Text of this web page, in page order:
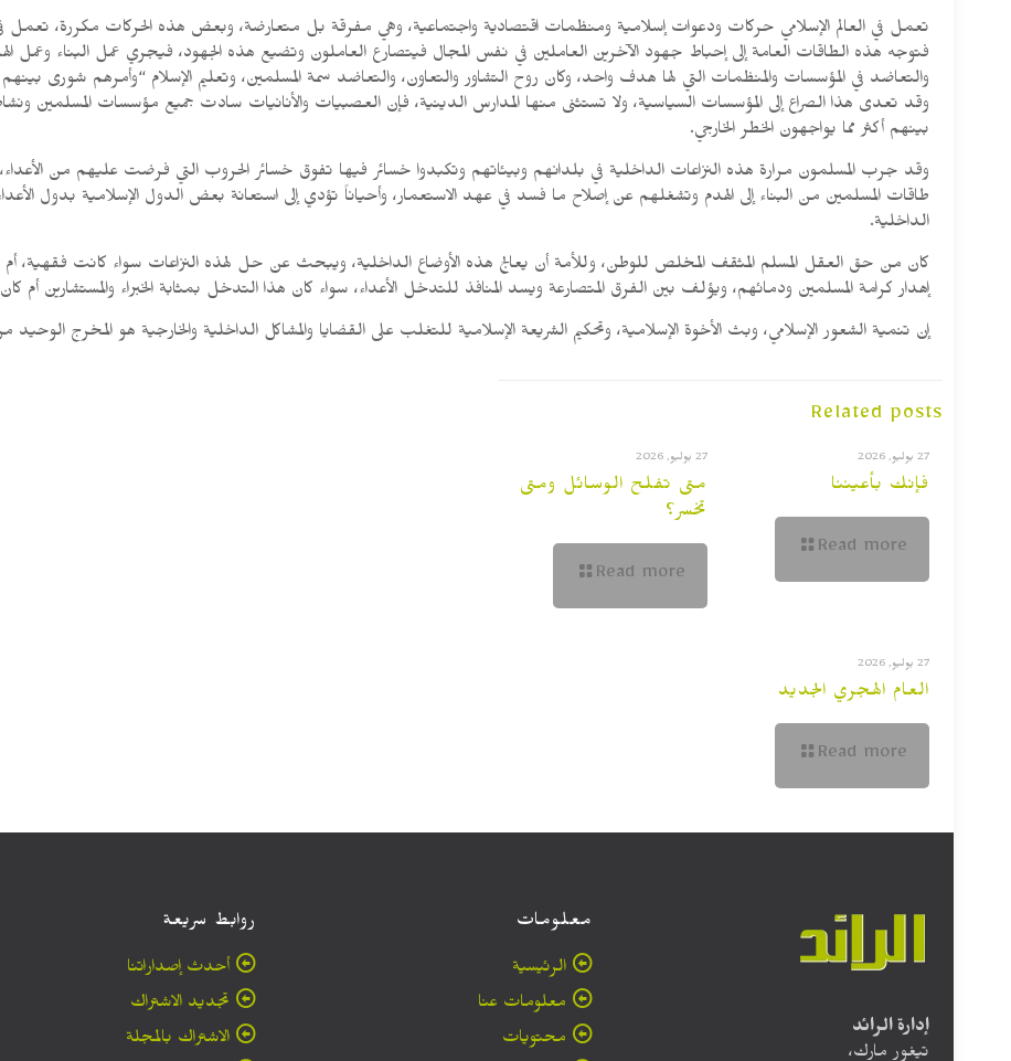
تعمل في العالم الإسلامي حركات ودعوات إسلامية ومنظمات اقتصادية واجتماعية، وهي مفرقة بل متعارضة، وبعض هذه الحركات مكررة،
فتوجه هذه الطاقات العامة إلى إحباط جهود الآخرين العاملين في نفس المجال فيتصارع العاملون وتضيع هذه الجهود، فيجري عمل البناء وعمل
والتعاضد في المؤسسات والمنظمات التي لها هدف واحد، وكان روح التشاور والتعاون، والتعاضد سمة المسلمين، وتعليم الإسلام “وأمرهم شورى بينهم
وقد تعدى هذا الصراع إلى المؤسسات السياسية، ولا تستثنى منها المدارس الدينية، فإن العصبيات والأنانيات سادت جميع مؤسسات المسلمين
بينهم أكثر مما يواجهون الخطر الخارجي.
وقد جرب المسلمون مرارة هذه النزاعات الداخلية في بلدانهم وبيئاتهم وتكبدوا خسائر فيها تفوق خسائر الحروب التي فرضت عليهم من
طاقات المسلمين من البناء إلى الهدم وتشغلهم عن إصلاح ما فسد في عهد الاستعمار، وأحياناً تؤدي إلى استعانة بعض الدول الإسلامية بدول
الداخلية.
كان من حق العقل المسلم المثقف المخلص للوطن، وللأمة أن يعالج هذه الأوضاع الداخلية، ويبحث عن حل لهذه النزاعات سواء كانت فقهية،
إهدار كرامة المسلمين ودمائهم، ويؤلف بين الفرق المتصارعة ويسد المنافذ للتدخل الأعداء، سواء كان هذا التدخل بمثابة الخبراء والمستشارين أم كان
إن تنمية الشعور الإسلامي، وبث الأخوة الإسلامية، وتحكيم الشريعة الإسلامية للتغلب على القضايا والمشاكل الداخلية والخارجية هو المخرج
Related posts
27 يوليو, 2026
فإنك بأعيننا
Read more
27 يوليو, 2026
متى تفلح الوسائل ومتى
تخسر؟
Read more
27 يوليو, 2026
العام الهجري الجديد
Read more
إدارة الرائد
تيغور مارك،
معلومات
الرئيسية
معلومات عنا
محتويات
روابط سريعة
أحدث إصداراتنا
تجديد الاشتراك
الاشتراك بالمجلة